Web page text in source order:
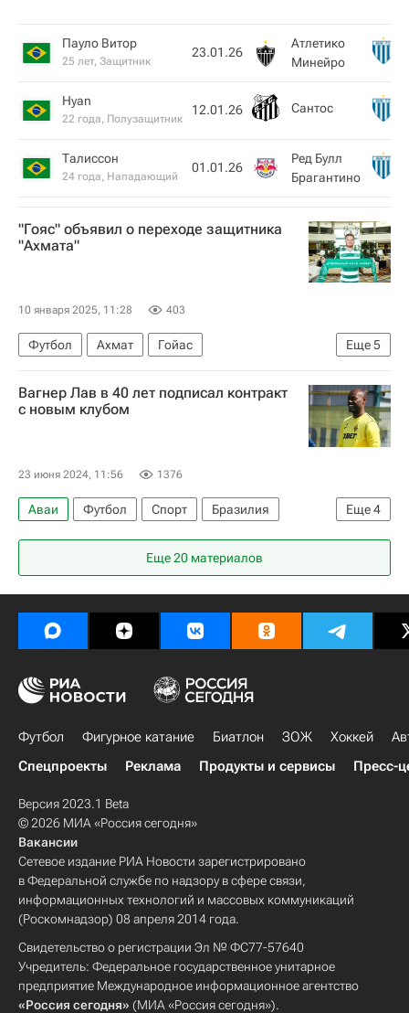
Пауло Витор
25 лет, Защитник
23.01.26
Атлетико
Минейро
Hyan
22 года, Полузащитник
12.01.26 Сантос
Талиссон
24 года, Нападающий
01.01.26
Ред Булл
Брагантино
"Гояс" объявил о переходе защитника
"Ахмата"
10 января 2025, 11:28 403
Еще5
Футбол Ахмат
Гойас
Слован (Братислава)
Спорт
РПЛ 2026-2027 (Чемпионат России по футболу)
Вагнер Лав в 40 лет подписал контракт
с новым клубом
23 июня 2024, 11:56 1376
Еще4
Аваи Футбол Спорт
Бразилия
Россия
Вагнер Лав
ПФК ЦСКА
Еще 20 материалов
Футбол Фигурное катание Биатлон ЗОЖ Хоккей
Спецпроекты
Реклама Продукты и сервисы Пресс-
Версия 2023.1 Beta
© 2026 МИА «Россия сегодня»
Вакансии
Сетевое издание РИА Новости зарегистрировано
в Федеральной службе по надзору в сфере связи,
информационных технологий и массовых коммуникаций
(Роскомнадзор) 08 апреля 2014 года.
Свидетельство о регистрации Эл № ФС77-57640
Учредитель: Федеральное государственное унитарное
предприятие Международное информационное агентство
«Россия сегодня» (МИА «Россия сегодня»).